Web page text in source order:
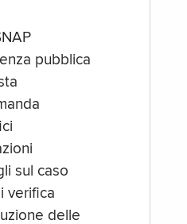
pubblica
sul caso
verifica
delle